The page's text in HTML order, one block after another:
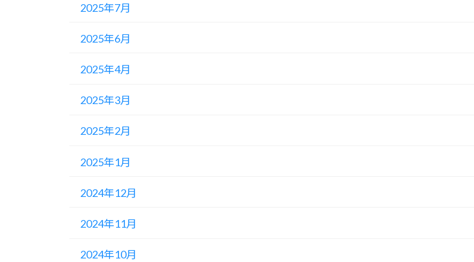
2025年7月
2025年6月
2025年4月
2025年3月
2025年2月
2025年1月
2024年12月
2024年11月
2024年10月